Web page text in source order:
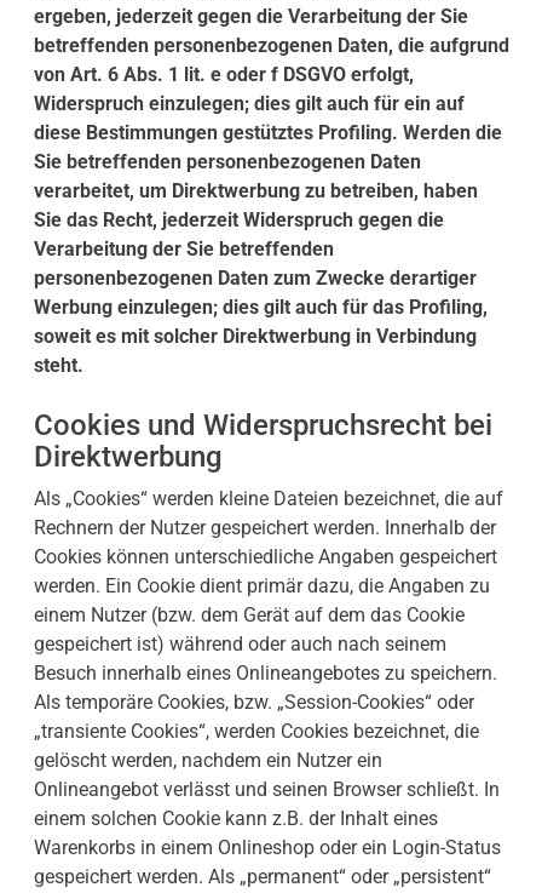
ergeben, jederzeit gegen die Verarbeitung der Sie
betreffenden personenbezogenen Daten, die aufgrund
von Art. 6 Abs. 1 lit. e oder f DSGVO erfolgt,
Widerspruch einzulegen; dies gilt auch für ein auf
diese Bestimmungen gestütztes Profiling. Werden die
Sie betreffenden personenbezogenen Daten
verarbeitet, um Direktwerbung zu betreiben, haben
Sie das Recht, jederzeit Widerspruch gegen die
Verarbeitung der Sie betreffenden
personenbezogenen Daten zum Zwecke derartiger
Werbung einzulegen; dies gilt auch für das Profiling,
soweit es mit solcher Direktwerbung in Verbindung
steht.
Cookies und Widerspruchsrecht bei
Direktwerbung
Als „Cookies“ werden kleine Dateien bezeichnet, die auf
Rechnern der Nutzer gespeichert werden. Innerhalb der
Cookies können unterschiedliche Angaben gespeichert
werden. Ein Cookie dient primär dazu, die Angaben zu
einem Nutzer (bzw. dem Gerät auf dem das Cookie
gespeichert ist) während oder auch nach seinem
Besuch innerhalb eines Onlineangebotes zu speichern.
Als temporäre Cookies, bzw. „Session-Cookies“ oder
„transiente Cookies“, werden Cookies bezeichnet, die
gelöscht werden, nachdem ein Nutzer ein
Onlineangebot verlässt und seinen Browser schließt. In
einem solchen Cookie kann z.B. der Inhalt eines
Warenkorbs in einem Onlineshop oder ein Login-Status
gespeichert werden. Als „permanent“ oder „persistent“